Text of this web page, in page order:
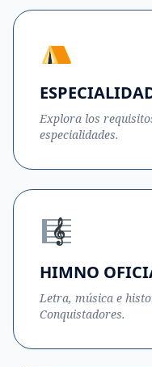
Explora los
especialidades.
HIMNO
Letra, música e
Conquistadores.